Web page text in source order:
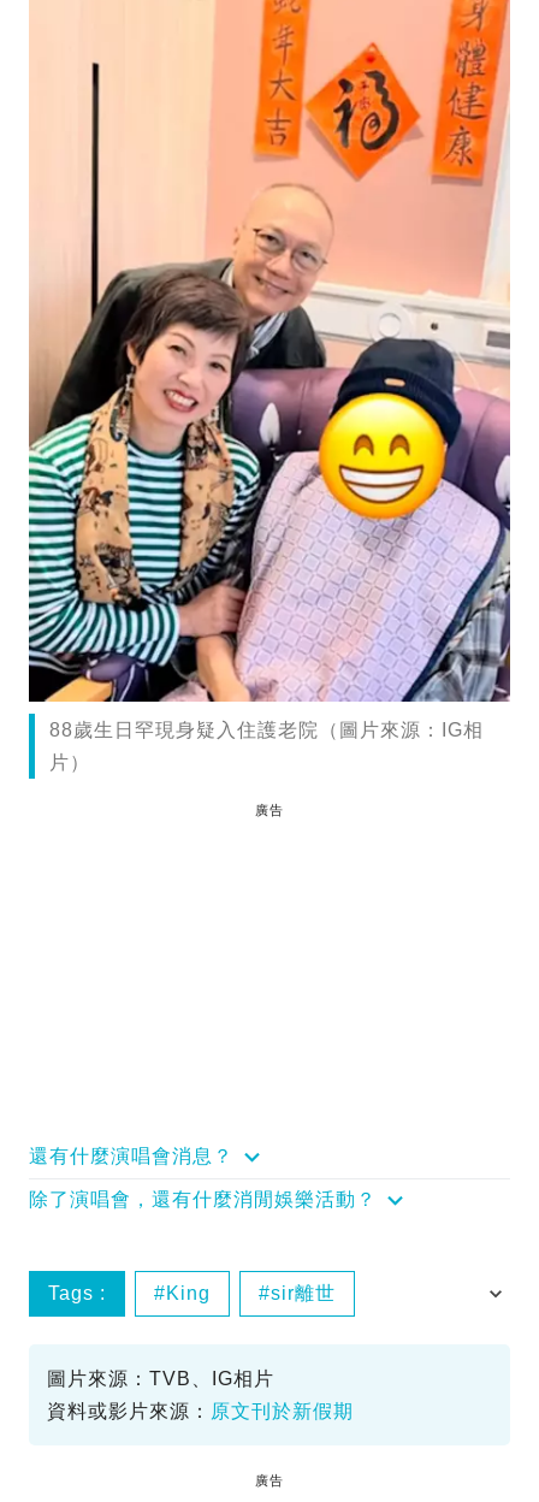
88歲生日罕現身疑入住護老院（圖片來源：IG相
片）
廣告
還有什麼演唱會消息？
除了演唱會，還有什麼消閒娛樂活動？
Tags : King sir離世
圖片來源：TVB、IG相片
資料或影片來源： 原文刊於新假期
廣告